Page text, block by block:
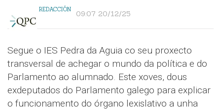
REDACCIÓN 09:07 20/12/25
Segue o IES Pedra da Aguia co seu proxecto
transversal de achegar o mundo da política e do
Parlamento ao alumnado. Este xoves, dous
exdeputados do Parlamento galego para explicar
o funcionamento do órgano lexislativo a unha